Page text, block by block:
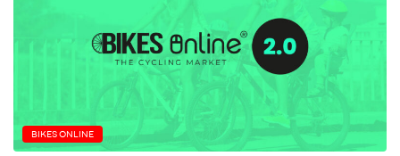
BIKES ONLINE